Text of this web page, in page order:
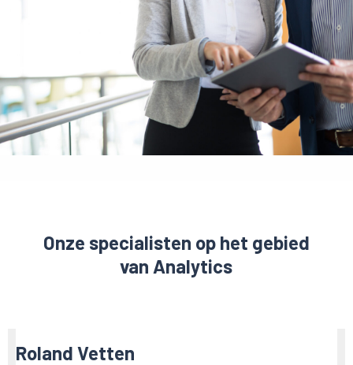
Onze specialisten op het gebied
van Analytics
Roland Vetten